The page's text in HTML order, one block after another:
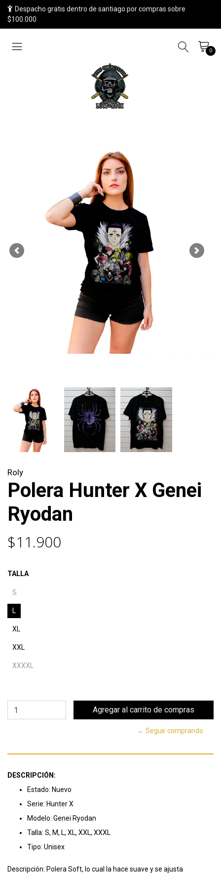
Despacho gratis dentro de santiago por compras sobre
$100.000
0
Previous Next
Roly
Polera Hunter X Genei
Ryodan
$11.900
TALLA
S
L
XL
XXL
XXXXL
← Seguir comprando
DESCRIPCIÓN:
Estado: Nuevo
Serie: Hunter X
Modelo: Genei Ryodan
Talla: S, M, L, XL, XXL, XXXL
Tipo: Unisex
Descripción: Polera Soft, lo cual la hace suave y se ajusta